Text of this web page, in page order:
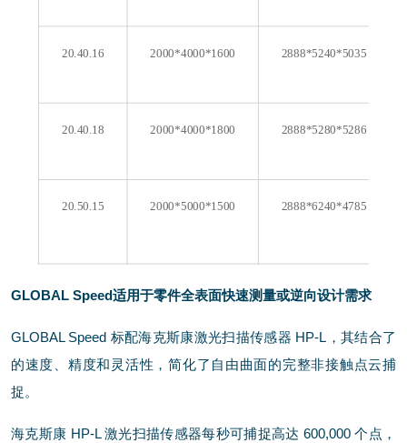
20.40.16 2000*4000*1600 2888*5240*5035
20.40.18 2000*4000*1800 2888*5280*5286
20.50.15 2000*5000*1500 2888*6240*4785
GLOBAL Speed适用于零件全表面快速测量或逆向设计需求
GLOBAL Speed 标配海克斯康激光扫描传感器 HP-L，其结合了
的速度、精度和灵活性，简化了自由曲面的完整非接触点云捕
捉。
海克斯康 HP-L 激光扫描传感器每秒可捕捉高达 600,000 个点，